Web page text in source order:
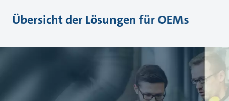
Übersicht der Lösungen für OEMs